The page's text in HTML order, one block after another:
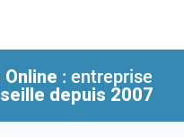
dans près de 70 pays.
: entreprise
depuis 2007